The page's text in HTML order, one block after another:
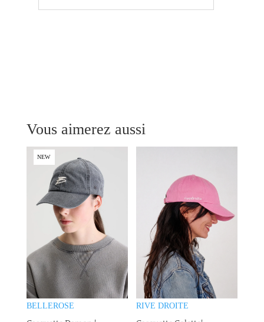
Vous aimerez aussi
NEW
BELLEROSE RIVE DROITE